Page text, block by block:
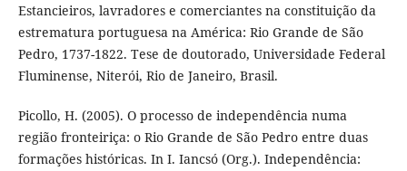
Estancieiros, lavradores e comerciantes na constituição da
estrematura portuguesa na América: Rio Grande de São
Pedro, 1737-1822. Tese de doutorado, Universidade Federal
Fluminense, Niterói, Rio de Janeiro, Brasil.
Picollo, H. (2005). O processo de independência numa
região fronteiriça: o Rio Grande de São Pedro entre duas
formações históricas. In I. Iancsó (Org.). Independência: